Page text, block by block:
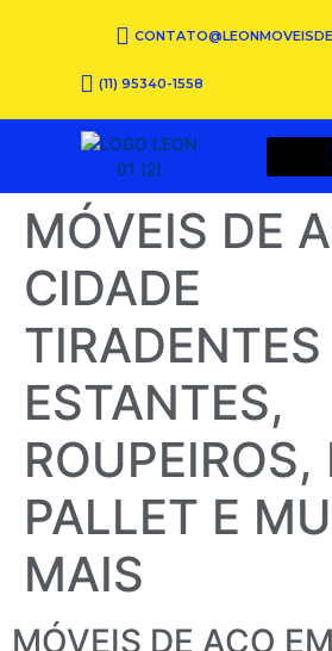
(11) 95340-1558
MÓVEIS DE
CIDADE
TIRADENTES
ESTANTES,
ROUPEIROS,
PALLET E
MAIS
MÓVEIS DE AÇO